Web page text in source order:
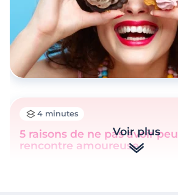
4 minutes
5 raisons de ne pas avoir
rencontre amoureuse
Voir plus